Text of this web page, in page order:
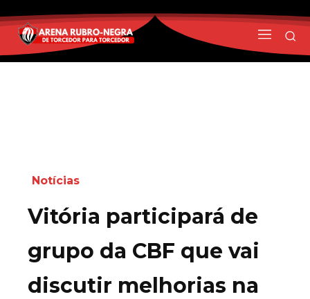
Notícias
Vitória participará de
grupo da CBF que vai
discutir melhorias na